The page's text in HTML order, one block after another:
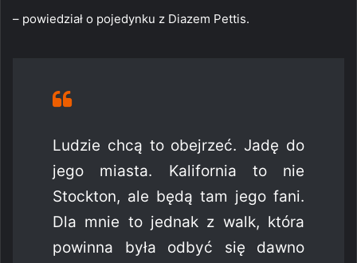
– powiedział o pojedynku z Diazem Pettis.
Ludzie chcą to obejrzeć. Jadę do
jego miasta. Kalifornia to nie
Stockton, ale będą tam jego fani.
Dla mnie to jednak z walk, która
powinna była odbyć się dawno